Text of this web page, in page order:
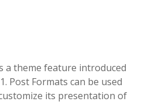
a theme feature introduced
Post Formats can be used
its presentation of